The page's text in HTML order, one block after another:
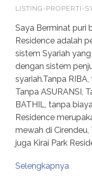
LISTING-PROPERTI-
Saya Berminat puri
Residence adalah
sistem Syariah
dengan sistem
syariah.Tanpa
Tanpa ASURANSI,
BATHIL, tanpa
Residence
mewah di
juga Kirai Park
Selengkapnya